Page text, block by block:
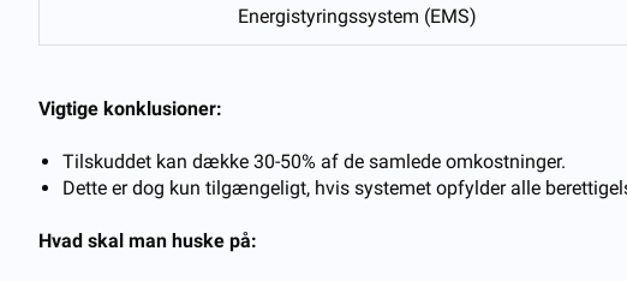
Energistyringssystem (EMS)
Vigtige konklusioner:
Tilskuddet kan dække 30-50% af de samlede omkostninger.
Dette er dog kun tilgængeligt, hvis systemet opfylder alle
Hvad skal man huske på: